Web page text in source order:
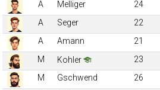
A
Melliger 24
A
Seger 22
A
Amann 21
M
Kohler 23
M
Gschwend 26